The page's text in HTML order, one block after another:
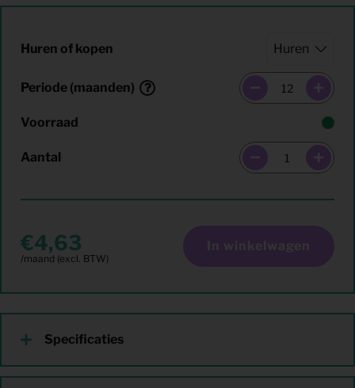
Huren of kopen
Periode (maanden)
Voorraad
Aantal
4,63 In winkelwagen
Specificaties